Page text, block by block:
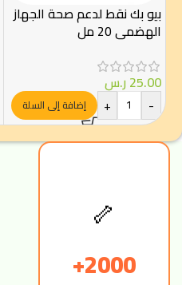
بيو بك نقط لدعم صحة الجهاز
الهضمي 20 مل
25.00ر.س
-
+ إضافة إلى السلة
🦴
2000+